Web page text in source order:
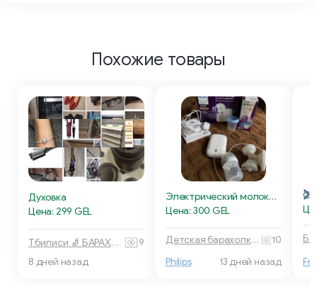
Похожие товары
Духовка
Цена: 299 GEL
Тбилиси 🧦 БАРАХОЛКА
9
8 дней назад
Электрический молокоотсос Philips
Цена: 300 GEL
Детская барахолка 🧸 Тбилиси
10
Philips
13 дней назад